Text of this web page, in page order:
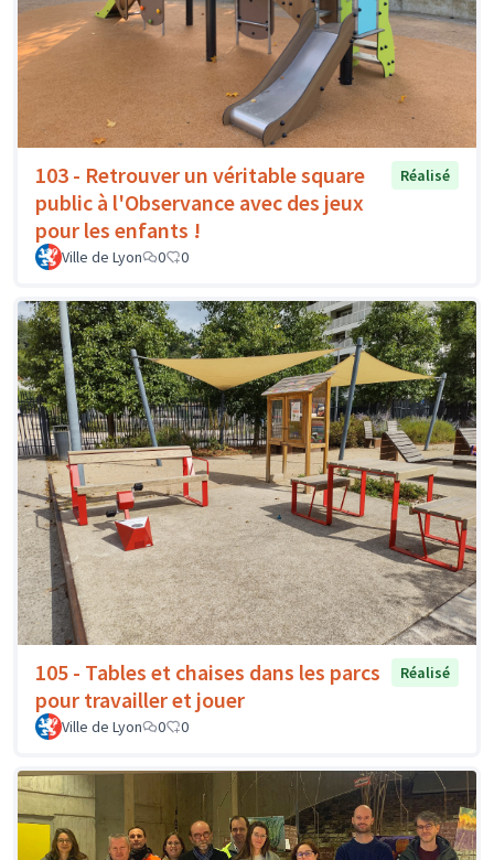
103 - Retrouver un véritable square
public à l'Observance avec des jeux
pour les enfants !
Réalisé
Ville de Lyon 0 0
105 - Tables et chaises dans les parcs
pour travailler et jouer
Réalisé
Ville de Lyon 0 0